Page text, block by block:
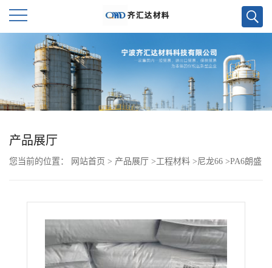
首
页
公
产品展厅
您当前的位置： 网站首页 > 产品展厅 >工程材料 >尼龙66 >PA6朗盛